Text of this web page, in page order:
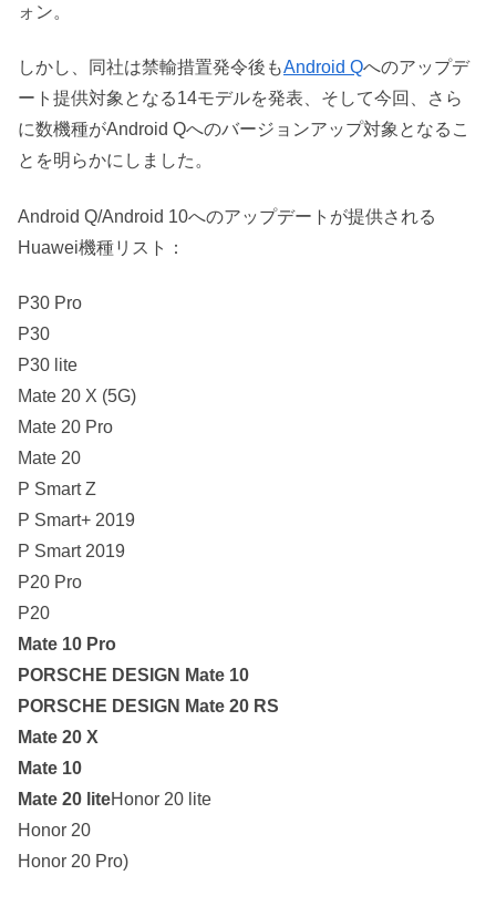
ォン。
しかし、同社は禁輸措置発令後もAndroid Qへのアップデ
ート提供対象となる14モデルを発表、そして今回、さら
に数機種がAndroid Qへのバージョンアップ対象となるこ
とを明らかにしました。
Android Q/Android 10へのアップデートが提供される
Huawei機種リスト：
P30 Pro
P30
P30 lite
Mate 20 X (5G)
Mate 20 Pro
Mate 20
P Smart Z
P Smart+ 2019
P Smart 2019
P20 Pro
P20
Mate 10 Pro
PORSCHE DESIGN Mate 10
PORSCHE DESIGN Mate 20 RS
Mate 20 X
Mate 10
Mate 20 liteHonor 20 lite
Honor 20
Honor 20 Pro)